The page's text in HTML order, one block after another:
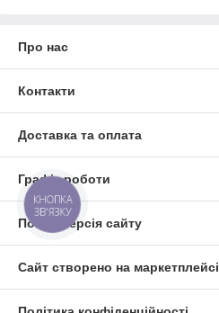
Про нас
Контакти
Доставка та оплата
Графік роботи
Повна версія сайту
Сайт створено на маркетплейсі
КНОПКА
ЗВ'ЯЗКУ